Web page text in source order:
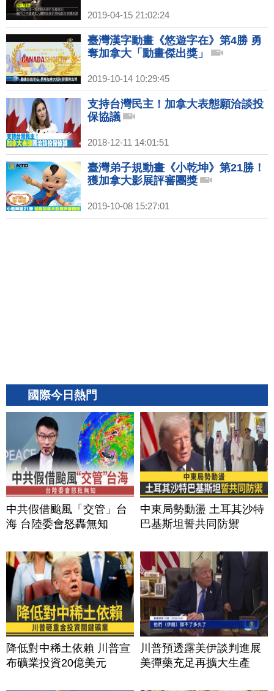
2019-04-15 21:02:24
臺灣漢字動畫《悠遊字在》第4勝 勇
奪加拿大「動畫傑出獎」
2019-10-14 10:29:45
支持台灣民主！加拿大表態願洽談投
保協議
2018-12-11 14:01:51
臺灣弟子規動畫《小乾坤》第21勝！
獲加拿大影展評審團獎
2019-10-08 15:27:01
國際今日熱門
中共假借颱風「交管」台
海 台陸委會怒轟無知
中東局勢動盪 土耳其沙特
巴基斯坦誓共同防禦
降低對中稀土依賴 川普宣
布礦業投資20億美元
川普預透露美伊談判進展
美彈藥充足再擴大生產